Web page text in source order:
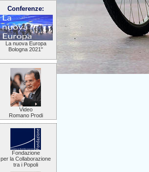
Conferenze:
La nuova Europa
Bologna 2021"
Video
Romano Prodi
Fondazione
per la Collaborazione
tra i Popoli